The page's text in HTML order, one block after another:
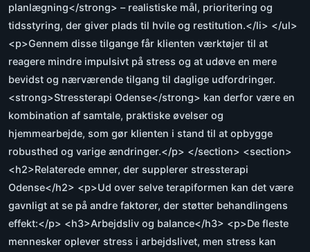
planlægning</strong> – realistiske mål, prioritering og
tidsstyring, der giver plads til hvile og restitution.</li> </ul>
<p>Gennem disse tilgange får klienten værktøjer til at
reagere mindre impulsivt på stress og at udøve en mere
bevidst og nærværende tilgang til daglige udfordringer.
<strong>Stressterapi Odense</strong> kan derfor være en
kombination af samtale, praktiske øvelser og
hjemmearbejde, som gør klienten i stand til at opbygge
robusthed og varige ændringer.</p> </section> <section>
<h2>Relaterede emner, der supplerer stressterapi
Odense</h2> <p>Ud over selve terapiformen kan det være
gavnligt at se på andre faktorer, der støtter behandlingens
effekt:</p> <h3>Arbejdsliv og balance</h3> <p>De fleste
mennesker oplever stress i arbejdslivet, men stress kan